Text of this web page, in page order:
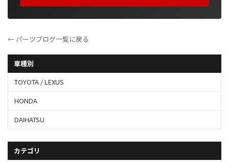
← パーツブログ一覧に戻る
車種別
TOYOTA / LEXUS
HONDA
DAIHATSU
カテゴリ